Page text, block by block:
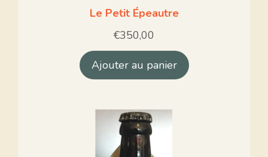
Le Petit Épeautre
€350,00
Ajouter au panier